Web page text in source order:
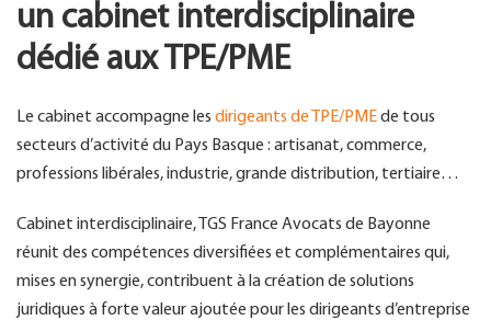
un cabinet interdisciplinaire
dédié aux TPE/PME
Le cabinet accompagne les dirigeants de TPE/PMEde tous
secteurs d’activité du Pays Basque : artisanat, commerce,
professions libérales, industrie, grande distribution, tertiaire…
Cabinet interdisciplinaire, TGS France Avocats de Bayonne
réunit des compétences diversifiées et complémentaires qui,
mises en synergie, contribuent à la création de solutions
juridiques à forte valeur ajoutée pour les dirigeants d’entreprise